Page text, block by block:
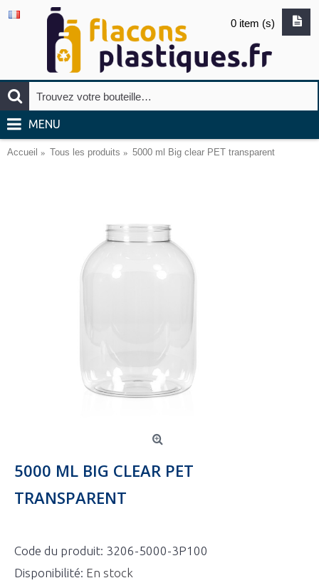
0 item (s)
MENU
Accueil Tous les produits 5000 ml Big clear PET transparent
5000 ML BIG CLEAR PET
TRANSPARENT
Code du produit: 3206-5000-3P100
Disponibilité: En stock